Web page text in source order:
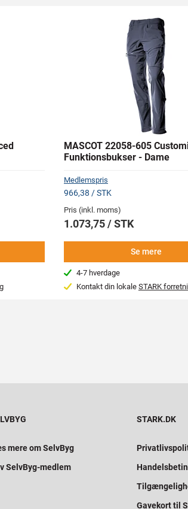
MASCOT 22058-605
Funktionsbukser - Dame
Medlemspris
966,38 / STK
Pris (inkl. moms)
1.073,75 / STK
Se mere
4-7 hverdage
Kontakt din lokale STARK
mere om SelvByg
SelvByg-medlem
STARK.DK
Gavekort til